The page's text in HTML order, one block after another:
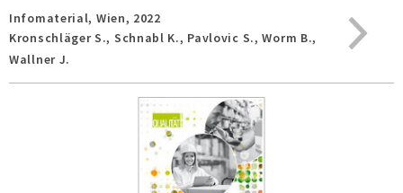
Infomaterial, Wien, 2022
Kronschläger S., Schnabl K., Pavlovic S., Worm B.,
Wallner J.